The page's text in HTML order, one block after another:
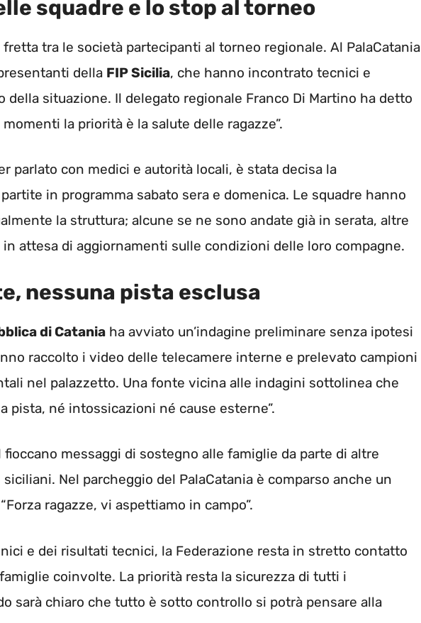
squadre e lo stop al torneo
tra le società partecipanti al torneo regionale. Al PalaCatania
della FIP Sicilia, che hanno incontrato tecnici e
della situazione. Il delegato regionale Franco Di Martino ha detto
la priorità è la salute delle ragazze”.
parlato con medici e autorità locali, è stata decisa la
in programma sabato sera e domenica. Le squadre hanno
la struttura; alcune se ne sono andate già in serata, altre
attesa di aggiornamenti sulle condizioni delle loro compagne.
nessuna pista esclusa
di Catania ha avviato un’indagine preliminare senza ipotesi
raccolto i video delle telecamere interne e prelevato campioni
nel palazzetto. Una fonte vicina alle indagini sottolinea che
pista, né intossicazioni né cause esterne”.
messaggi di sostegno alle famiglie da parte di altre
Nel parcheggio del PalaCatania è comparso anche un
ragazze, vi aspettiamo in campo”.
e dei risultati tecnici, la Federazione resta in stretto contatto
coinvolte. La priorità resta la sicurezza di tutti i
sarà chiaro che tutto è sotto controllo si potrà pensare alla